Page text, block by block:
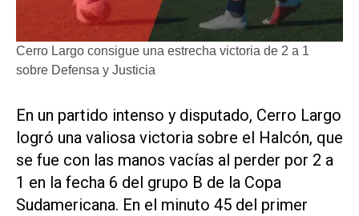
Cerro Largo consigue una estrecha victoria de 2 a 1
sobre Defensa y Justicia
En un partido intenso y disputado, Cerro Largo
logró una valiosa victoria sobre el Halcón, que
se fue con las manos vacías al perder por 2 a
1 en la fecha 6 del grupo B de la Copa
Sudamericana. En el minuto 45 del primer